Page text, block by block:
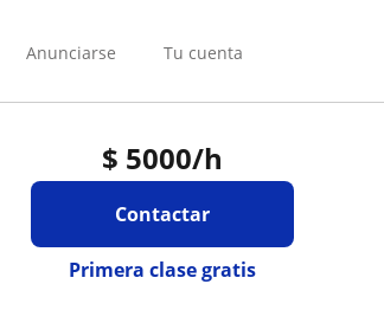
Anunciarse Tu cuenta
$ 5000/h
Contactar
Primera clase gratis